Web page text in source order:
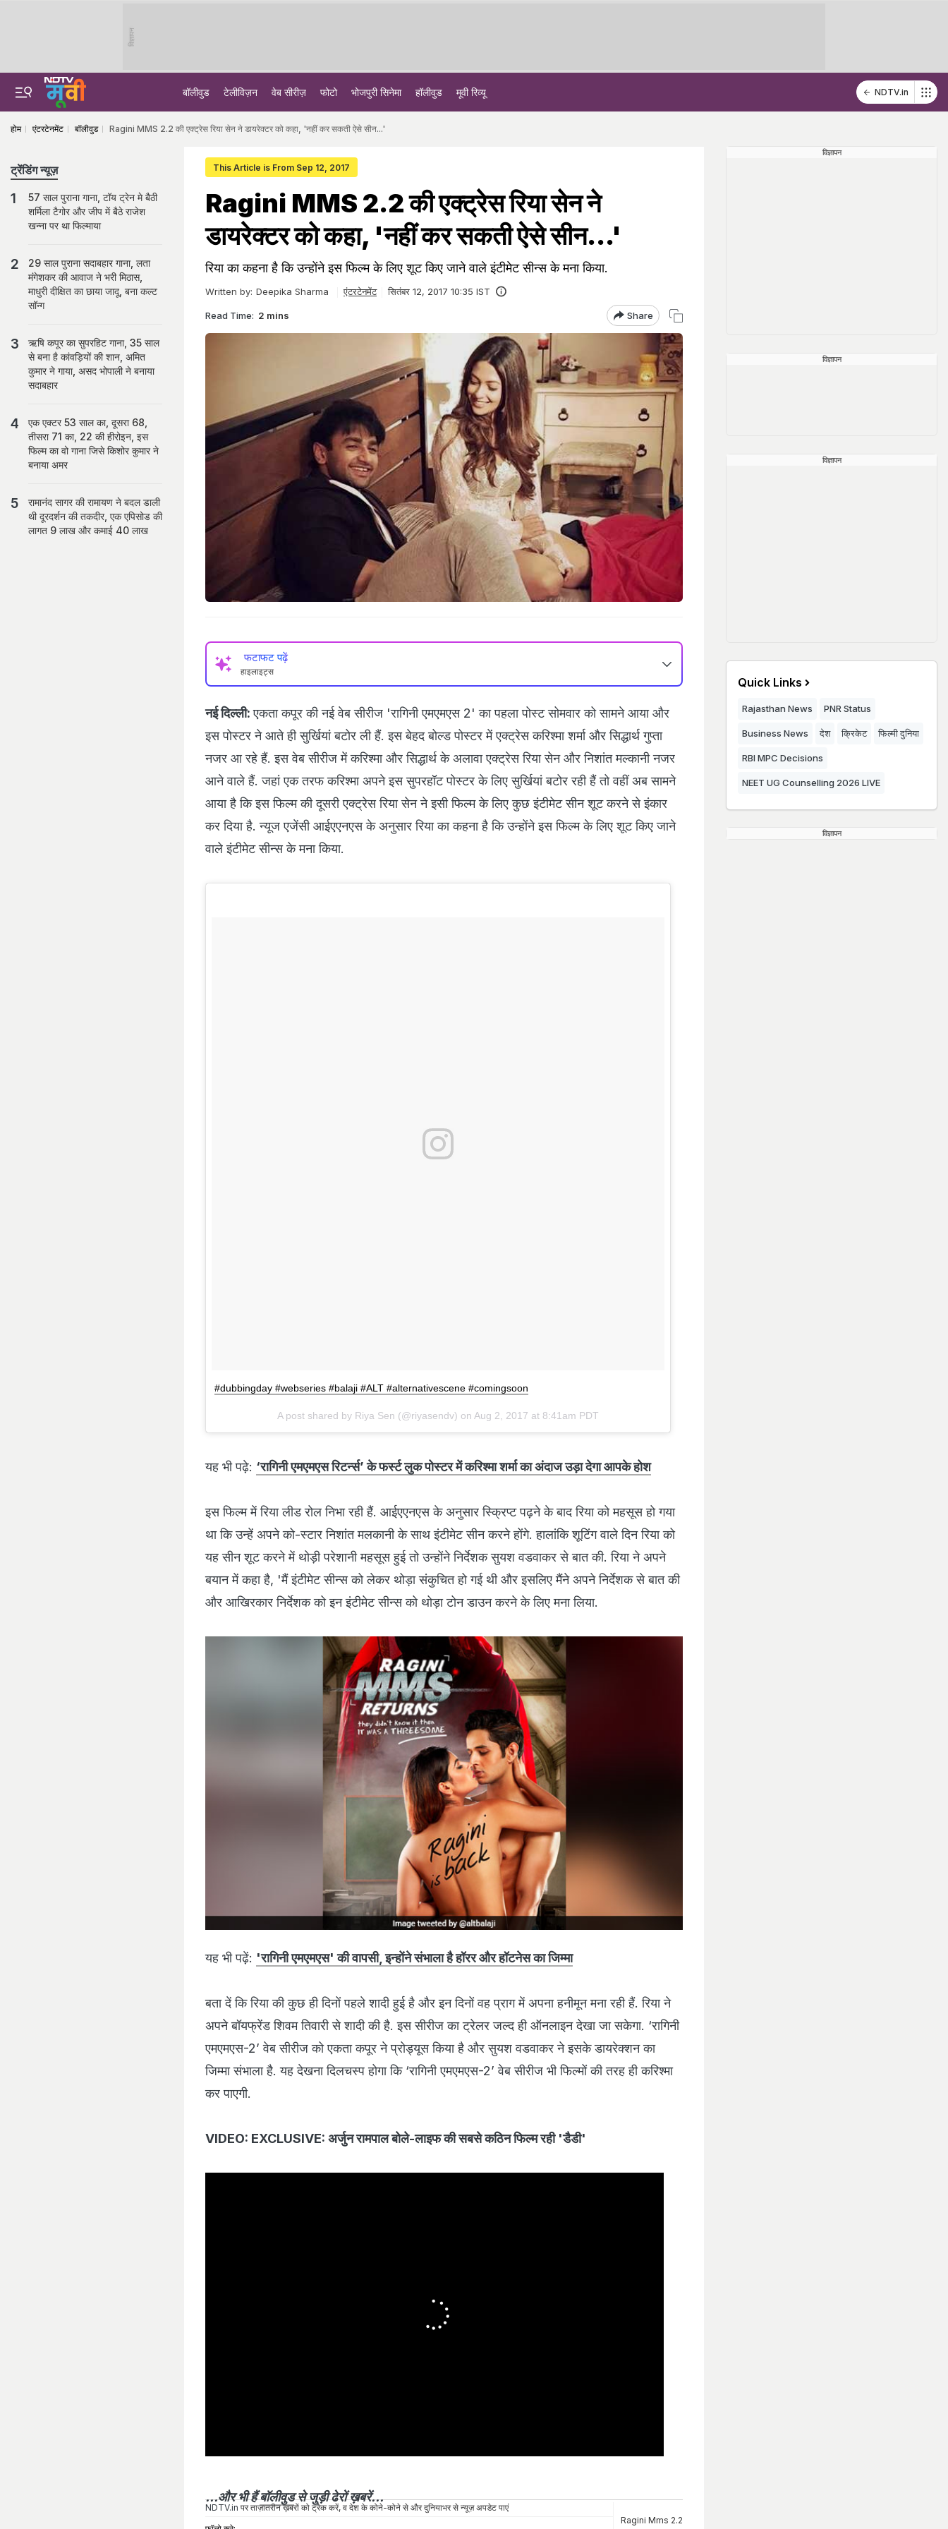
विज्ञापन
बॉलीवुड टेलीविज़न वेब सीरीज़ फोटो भोजपुरी सिनेमा हॉलीवुड मूवी रिव्यू NDTV.in
होम एंटरटेनमेंट बॉलीवुड Ragini MMS 2.2 की एक्‍ट्रेस रिया सेन ने डायरेक्‍टर को कहा, 'नहीं कर सकती ऐसे सीन...'
This Article is From Sep 12, 2017
Ragini MMS 2.2 की एक्‍ट्रेस रिया सेन ने
डायरेक्‍टर को कहा, 'नहीं कर सकती ऐसे सीन...'
रिया का कहना है कि उन्‍होंने इस फिल्‍म के लिए शूट किए जाने वाले इंटीमेट सीन्‍स के मना किया.
Written by: Deepika Sharma एंटरटेनमेंट सितंबर 12, 2017 10:35 IST
Read Time: 2 mins Share
फटाफट पढ़ें
हाइलाइट्स
नई दिल्‍ली: एकता कपूर की नई वेब सीरीज 'रागिनी एमएमएस 2' का पहला पोस्‍ट सोमवार को सामने आया और
इस पोस्‍टर ने आते ही सुर्खियां बटोर ली हैं. इस बेहद बोल्‍ड पोस्‍टर में एक्‍ट्रेस करिश्‍मा शर्मा और सिद्धार्थ गुप्‍ता
नजर आ रहे हैं. इस वेब सीरीज में करिश्‍मा और सिद्धार्थ के अलावा एक्‍ट्रेस रिया सेन और निशांत मल्‍कानी नजर
आने वाले हैं. जहां एक तरफ करिश्‍मा अपने इस सुपरहॉट पोस्‍टर के लिए सुर्खियां बटोर रही हैं तो वहीं अब सामने
आया है कि इस फिल्‍म की दूसरी एक्‍ट्रेस रिया सेन ने इसी फिल्‍म के लिए कुछ इंटीमेट सीन शूट करने से इंकार
कर दिया है. न्‍यूज एजेंसी आईएएनएस के अनुसार रिया का कहना है कि उन्‍होंने इस फिल्‍म के लिए शूट किए जाने
वाले इंटीमेट सीन्‍स के मना किया.
#dubbingday #webseries #balaji #ALT #alternativescene #comingsoon
A post shared by Riya Sen (@riyasendv) on Aug 2, 2017 at 8:41am PDT
यह भी पढ़े: ‘रागिनी एमएमएस रिटर्न्स’ के फर्स्ट लुक पोस्टर में करिश्मा शर्मा का अंदाज उड़ा देगा आपके होश
इस फिल्‍म में रिया लीड रोल निभा रही हैं. आईएएनएस के अनुसार स्‍क्रिप्‍ट पढ़ने के बाद रिया को महसूस हो गया
था कि उन्‍हें अपने को-स्‍टार निशांत मलकानी के साथ इंटीमेट सीन करने होंगे. हालांकि शूटिंग वाले दिन रिया को
यह सीन शूट करने में थोड़ी परेशानी महसूस हुई तो उन्‍होंने निर्देशक सुयश वडवाकर से बात की. रिया ने अपने
बयान में कहा है, 'मैं इंटीमेट सीन्‍स को लेकर थोड़ा संकुचित हो गई थी और इसलिए मैंने अपने निर्देशक से बात की
और आखिरकार निर्देशक को इन इंटीमेट सीन्‍स को थोड़ा टोन डाउन करने के लिए मना लिया.
यह भी पढ़ें: 'रागिनी एमएमएस' की वापसी, इन्होंने संभाला है हॉरर और हॉटनेस का जिम्मा
बता दें कि रिया की कुछ ही दिनों पहले शादी हुई है और इन दिनों वह प्राग में अपना हनीमून मना रही हैं. रिया ने
अपने बॉयफ्रेंड शिवम तिवारी से शादी की है. इस सीरीज का ट्रेलर जल्द ही ऑनलाइन देखा जा सकेगा. ‘रागिनी
एमएमएस-2’ वेब सीरीज को एकता कपूर ने प्रोड्यूस किया है और सुयश वडवाकर ने इसके डायरेक्शन का
जिम्मा संभाला है. यह देखना दिलचस्प होगा कि ‘रागिनी एमएमएस-2’ वेब सीरीज भी फिल्मों की तरह ही करिश्मा
कर पाएगी.
VIDEO: EXCLUSIVE: अर्जुन रामपाल बोले-लाइफ की सबसे कठिन फिल्म रही 'डैडी'
...और भी हैंबॉलीवुडसे जुड़ी ढेरों ख़बरें...
NDTV.in पर ताज़ातरीन ख़बरों को ट्रैक करें, व देश के कोने-कोने से और दुनियाभर से न्यूज़ अपडेट पाएं
Ragini Mms 2.2
ट्रेंडिंग न्यूज़
57 साल पुराना गाना, टॉय ट्रेन मे बैठी
शर्मिला टैगोर और जीप में बैठे राजेश
खन्ना पर था फिल्माया
29 साल पुराना सदाबहार गाना, लता
मंगेशकर की आवाज ने भरी मिठास,
माधुरी दीक्षित का छाया जादू, बना कल्ट
सॉन्ग
ऋषि कपूर का सुपरहिट गाना, 35 साल
से बना है कांवड़ियों की शान, अमित
कुमार ने गाया, असद भोपाली ने बनाया
सदाबहार
एक एक्टर 53 साल का, दूसरा 68,
तीसरा 71 का, 22 की हीरोइन, इस
फिल्म का वो गाना जिसे किशोर कुमार ने
बनाया अमर
रामानंद सागर की रामायण ने बदल डाली
थी दूरदर्शन की तकदीर, एक एपिसोड की
लागत 9 लाख और कमाई 40 लाख
विज्ञापन
विज्ञापन
विज्ञापन
Quick Links
Rajasthan News PNR Status
Business News देश क्रिकेट फिल्मी दुनिया
RBI MPC Decisions
NEET UG Counselling 2026 LIVE
विज्ञापन